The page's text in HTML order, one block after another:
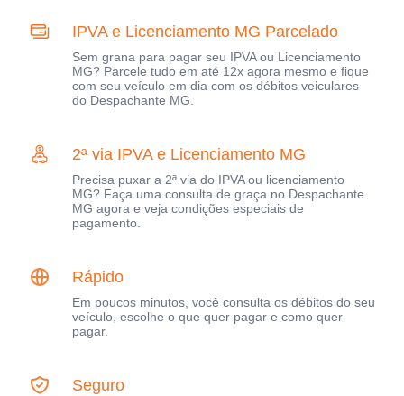
IPVA e Licenciamento MG Parcelado
Sem grana para pagar seu IPVA ou Licenciamento
MG? Parcele tudo em até 12x agora mesmo e fique
com seu veículo em dia com os débitos veiculares
do Despachante MG.
2ª via IPVA e Licenciamento MG
Precisa puxar a 2ª via do IPVA ou licenciamento
MG? Faça uma consulta de graça no Despachante
MG agora e veja condições especiais de
pagamento.
Rápido
Em poucos minutos, você consulta os débitos do seu
veículo, escolhe o que quer pagar e como quer
pagar.
Seguro